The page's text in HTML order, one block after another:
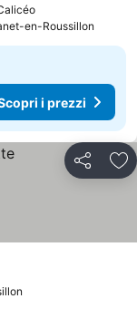
Scopri i prezzi
en-Roussillon
i prezzi
Condividi